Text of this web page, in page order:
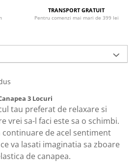
TRANSPORT GRATUIT
Pentru comenzi mai mari de 399 lei
3 Locuri
tau preferat de relaxare si
vrei sa-l faci este sa o schimbi.
de acel sentiment
va lasati imaginatia sa zboare
de canapea.